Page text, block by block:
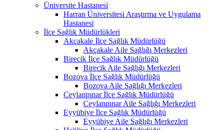
Üniversite Hastanesi
Harran Üniversitesi Araştırma ve Uygulama
Hastanesi
İlçe Sağlık Müdürlükleri
Akçakale İlçe Sağlık Müdürlüğü
Akçakale Aile Sağlığı Merkezleri
Birecik İlçe Sağlık Müdürlüğü
Birecik Aile Sağlığı Merkezleri
Bozova İlçe Sağlık Müdürlüğü
Bozova Aile Sağlığı Merkezleri
Ceylanpınar İlçe Sağlık Müdürlüğü
Ceylanpınar Aile Sağlığı Merkezleri
Eyyübiye İlçe Sağlık Müdürlüğü
Eyyübiye Aile Sağlığı Merkezleri